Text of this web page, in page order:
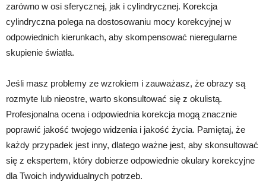
zarówno w osi sferycznej, jak i cylindrycznej. Korekcja
cylindryczna polega na dostosowaniu mocy korekcyjnej w
odpowiednich kierunkach, aby skompensować nieregularne
skupienie światła.
Jeśli masz problemy ze wzrokiem i zauważasz, że obrazy są
rozmyte lub nieostre, warto skonsultować się z okulistą.
Profesjonalna ocena i odpowiednia korekcja mogą znacznie
poprawić jakość twojego widzenia i jakość życia. Pamiętaj, że
każdy przypadek jest inny, dlatego ważne jest, aby skonsultować
się z ekspertem, który dobierze odpowiednie okulary korekcyjne
dla Twoich indywidualnych potrzeb.